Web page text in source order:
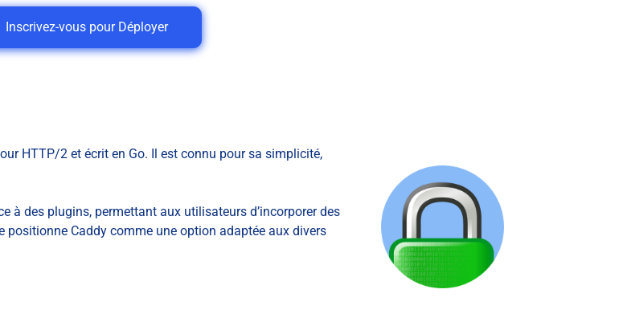
Inscrivez-vous pour Déployer
HTTP/2 et écrit en Go. Il est connu pour sa simplicité,
à des plugins, permettant aux utilisateurs d’incorporer des
Caddy comme une option adaptée aux divers